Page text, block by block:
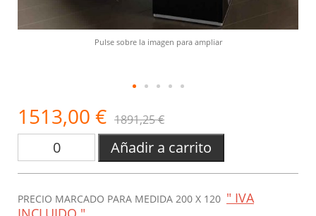
Pulse sobre la imagen para ampliar
1513,00 € 1891,25 €
Añadir a carrito
PRECIO MARCADO PARA MEDIDA 200 X 120 " IVA